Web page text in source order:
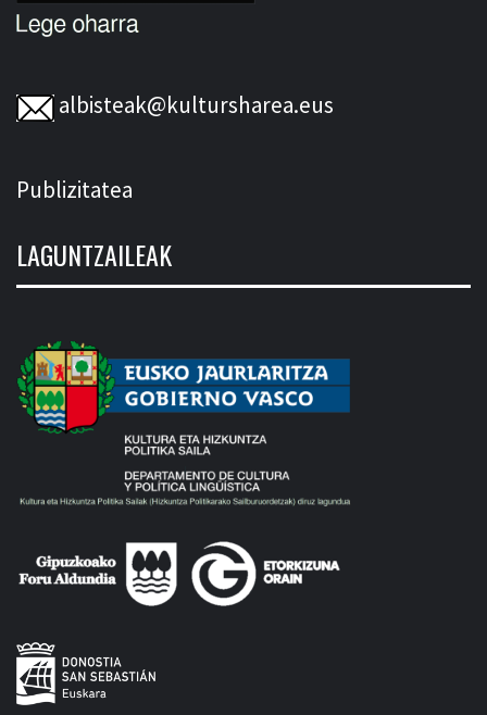
albisteak@kultursharea.eus
Publizitatea
LAGUNTZAILEAK